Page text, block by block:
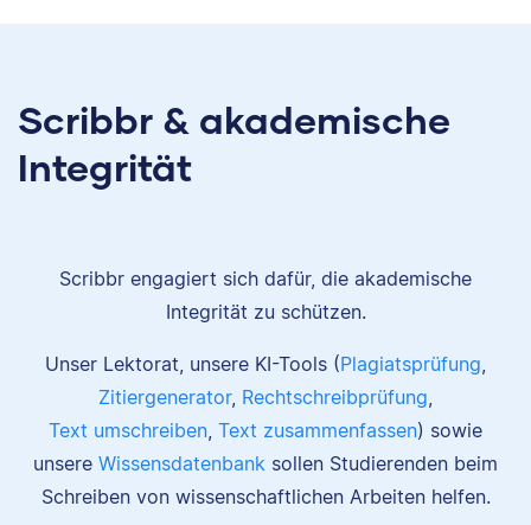
Scribbr & akademische
Integrität
Scribbr engagiert sich dafür, die akademische
Integrität zu schützen.
Unser Lektorat, unsere KI-Tools (Plagiatsprüfung
Zitiergenerator, Rechtschreibprüfung
Text umschreiben Text zusammenfassen) sowie
unsere Wissensdatenbank sollen Studierenden beim
Schreiben von wissenschaftlichen Arbeiten helfen.